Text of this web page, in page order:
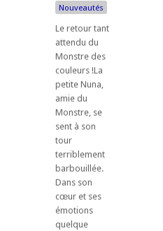
Nouveautés
Le retour tant
attendu du
Monstre des
couleurs !La
petite Nuna,
amie du
Monstre, se
sent à son
tour
terriblement
barbouillée.
Dans son
cœur et ses
émotions
quelque